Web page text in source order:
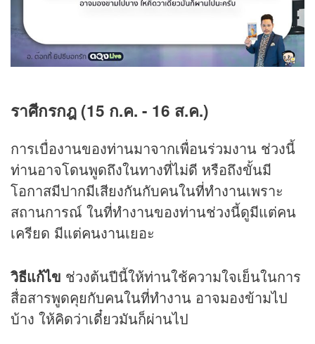
ราศีกรกฎ (15 ก.ค. - 16 ส.ค.)
การเบื่องานของท่านมาจากเพื่อนร่วมงาน ช่วงนี้
ท่านอาจโดนพูดถึงในทางที่ไม่ดี หรือถึงขั้นมี
โอกาสมีปากมีเสียงกันกับคนในที่ทำงานเพราะ
สถานการณ์ ในที่ทำงานของท่านช่วงนี้ดูมีแต่คน
เครียด มีแต่คนงานเยอะ
วิธีแก้ไข ช่วงต้นปีนี้ให้ท่านใช้ความใจเย็นในการ
สื่อสารพูดคุยกับคนในที่ทำงาน อาจมองข้ามไป
บ้าง ให้คิดว่าเดี๋ยวมันก็ผ่านไป